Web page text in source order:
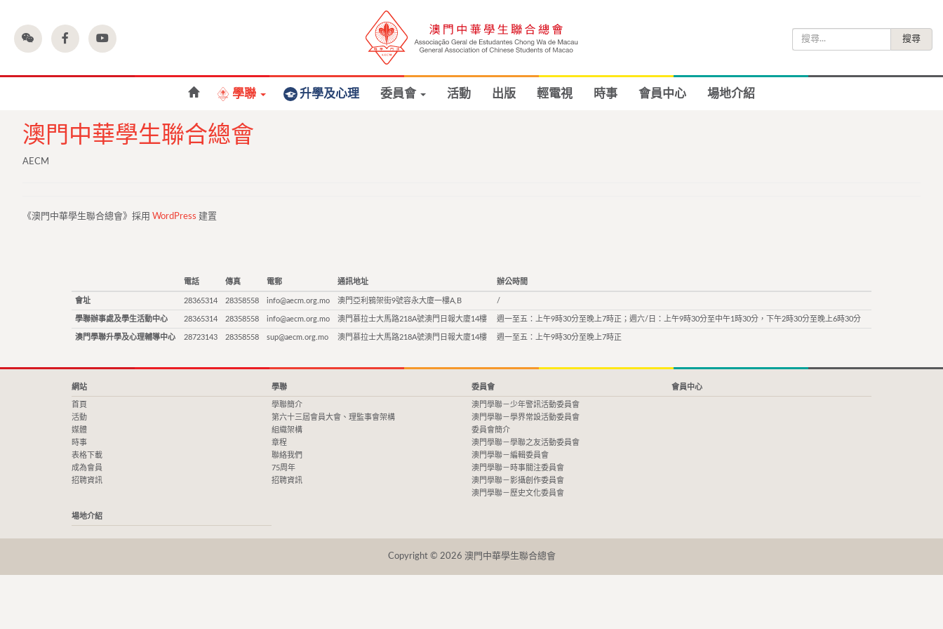
尋
學聯 升學及心理 委員會 活動 出版 輕電視 時事 會員中心 場地介紹
澳門中華學生聯合總會
AECM
《澳門中華學生聯合總會》採用 WordPress 建置
電話 傳真 電郵 通訊地址 辦公時間
會址 28365314 28358558 info@aecm.org.mo 澳門亞利鴉架街9號容永大廈一樓A,B /
學聯辦事處及學生活動中心 28365314 28358558 info@aecm.org.mo 澳門慕拉士大馬路218A號澳門日報大廈14樓 週一至五：上午9時30分至晚上7時正；週六/日：上午9時30分至中午1時30分，下午2時30分至晚上6時30分
澳門學聯升學及心理輔導中心 28723143 28358558 sup@aecm.org.mo 澳門慕拉士大馬路218A號澳門日報大廈14樓 週一至五：上午9時30分至晚上7時正
網站
首頁
活動
媒體
時事
表格下載
成為會員
招聘資訊
學聯
學聯簡介
第六十三屆會員大會、理監事會架構
組織架構
章程
聯絡我們
75周年
招聘資訊
委員會
澳門學聯－少年警訊活動委員會
澳門學聯－學界常設活動委員會
委員會簡介
澳門學聯－學聯之友活動委員會
澳門學聯－編輯委員會
澳門學聯－時事關注委員會
澳門學聯－影攝創作委員會
澳門學聯－歷史文化委員會
會員中心
場地介紹
Copyright © 2026 澳門中華學生聯合總會